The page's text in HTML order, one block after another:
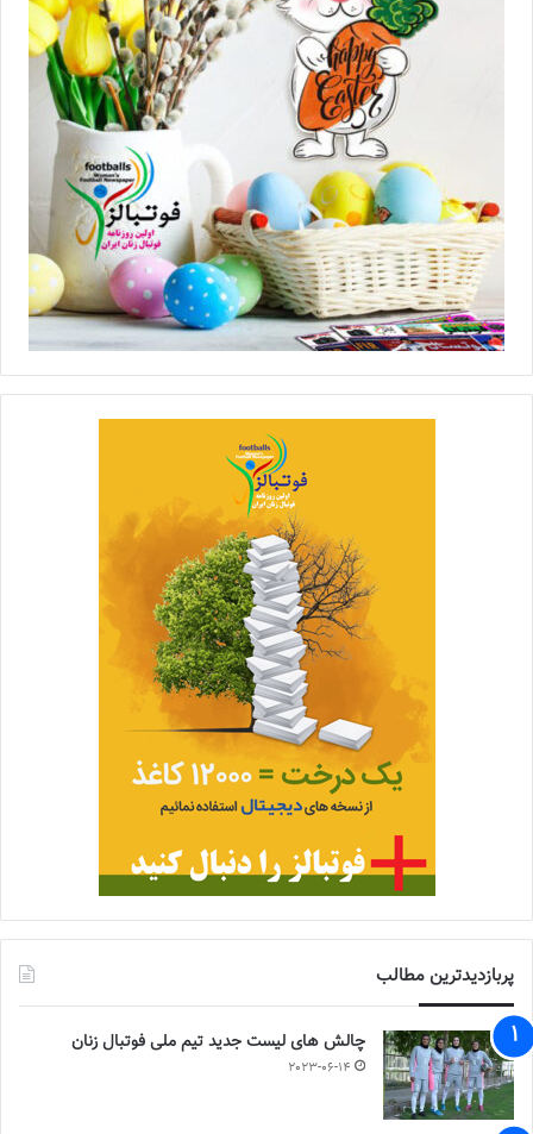
پربازدیدترین مطالب
چالش هاى ليست جدید تيم ملى فوتبال زنان
2023-06-14